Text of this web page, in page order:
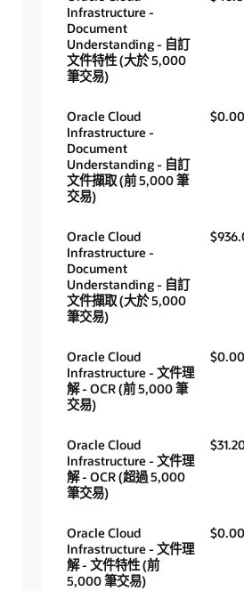
Infrastructure -
Document
Understanding - 自訂
文件特性 (大於 5,000
筆交易)
Oracle Cloud
Infrastructure -
Document
Understanding - 自訂
文件擷取 (前 5,000 筆
交易)
$0.00
Oracle Cloud
Infrastructure -
Document
Understanding - 自訂
文件擷取 (大於 5,000
筆交易)
Oracle Cloud
Infrastructure - 文件理
解 - OCR (前 5,000 筆
交易)
$0.00
Oracle Cloud
Infrastructure - 文件理
解 - OCR (超過 5,000
筆交易)
Oracle Cloud
Infrastructure - 文件理
解 - 文件特性 (前
5,000 筆交易)
$0.00